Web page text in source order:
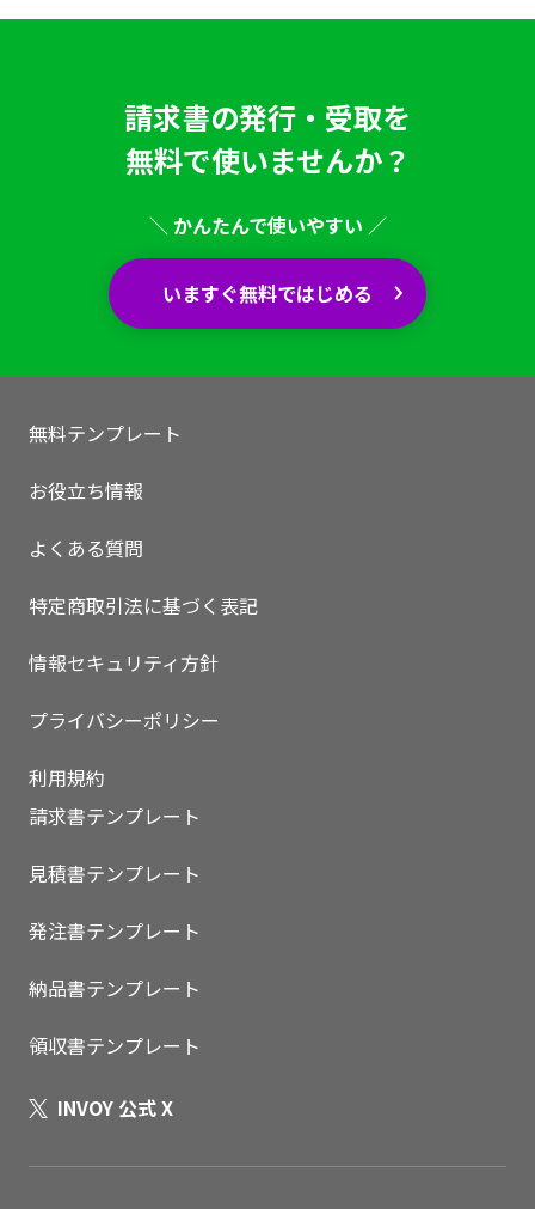
請求書の発行・受取を
無料で使いませんか？
＼ かんたんで使いやすい ／
いますぐ無料ではじめる
無料テンプレート
お役立ち情報
よくある質問
特定商取引法に基づく表記
情報セキュリティ方針
プライバシーポリシー
利用規約
請求書テンプレート
見積書テンプレート
発注書テンプレート
納品書テンプレート
領収書テンプレート
INVOY 公式 X